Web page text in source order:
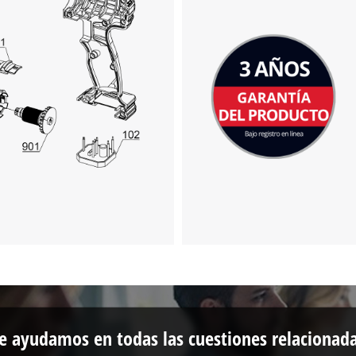
cargar el servicio Google Maps!
This content is not permitted to load due
to trackers that are not disclosed to the
visitor. The website owner needs to setup
the site with their CMP to add this content
to the list of technologies used.
Powered by
Usercentrics Consent
ayudamos en todas las cuestiones